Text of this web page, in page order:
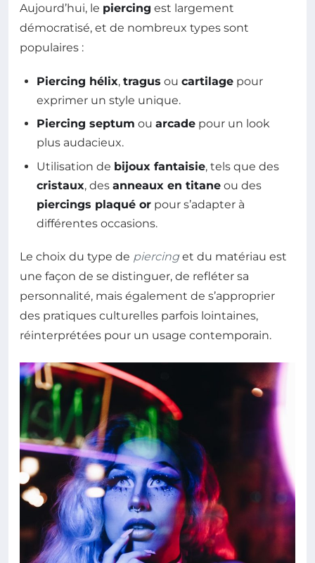
Aujourd’hui, le piercing est largement
démocratisé, et de nombreux types sont
populaires :
Piercing hélix, tragus ou cartilage pour
exprimer un style unique.
Piercing septum ou arcade pour un look
plus audacieux.
Utilisation de bijoux fantaisie, tels que des
cristaux, des anneaux en titane ou des
piercings plaqué or pour s’adapter à
différentes occasions.
Le choix du type de piercinget du matériau est
une façon de se distinguer, de refléter sa
personnalité, mais également de s’approprier
des pratiques culturelles parfois lointaines,
réinterprétées pour un usage contemporain.